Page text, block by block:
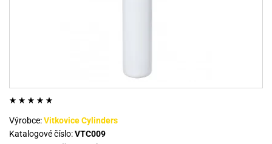
Výrobce:Vitkovice Cylinders
Katalogové číslo:VTC009